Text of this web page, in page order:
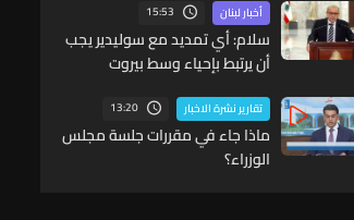
أخبار لبنان 15:53
سلام: أي تمديد مع سوليدير يجب
أن يرتبط بإحياء وسط بيروت
تقارير نشرة الاخبار 13:20
ماذا جاء في مقررات جلسة مجلس
الوزراء؟